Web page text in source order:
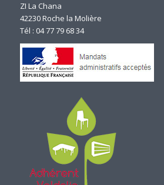
ZI La Chana
42230 Roche la Molière
Tél : 04 77 79 68 34